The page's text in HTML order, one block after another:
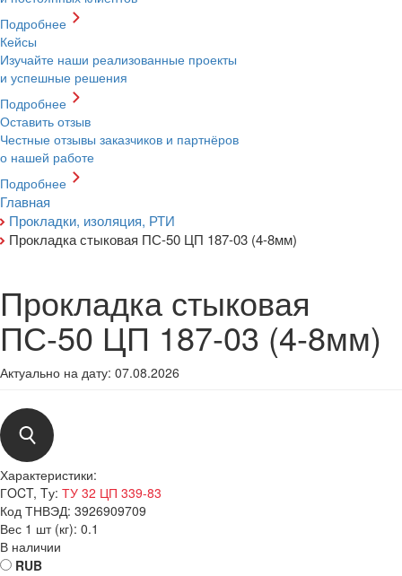
Подробнее
Кейсы
Изучайте наши реализованные проекты
и успешные решения
Подробнее
Оставить отзыв
Честные отзывы заказчиков и партнёров
о нашей работе
Подробнее
Главная
Прокладки, изоляция, РТИ
Прокладка стыковая ПС-50 ЦП 187-03 (4-8мм)
Прокладка стыковая
ПС-50 ЦП 187-03 (4-8мм)
Актуально на дату: 07.08.2026
Характеристики:
ГOCT, Tу: ТУ 32 ЦП 339-83
Код ТНВЭД: 3926909709
Вес 1 шт (кг): 0.1
В наличии
RUB